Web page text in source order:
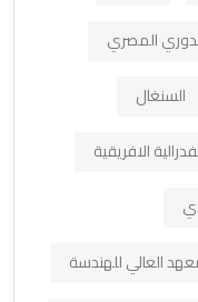
المصري
السنغال
الافريقية
العالي للهندسة